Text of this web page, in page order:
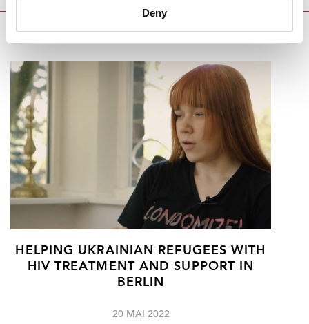
Deny
HELPING UKRAINIAN REFUGEES WITH
HIV TREATMENT AND SUPPORT IN
BERLIN
20 MAI 2022